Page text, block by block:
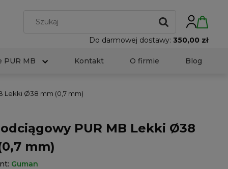
Do darmowej dostawy: 350,00 zł
PUR MB Kontakt O firmie Blog
Lekki Ø38 mm (0,7 mm)
PUR MB Lekki Ø38
mm)
Guman